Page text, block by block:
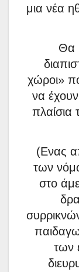
μια νέα
Θα
χώροι»
να
πλαίσια
(Ενας
των
στο
των